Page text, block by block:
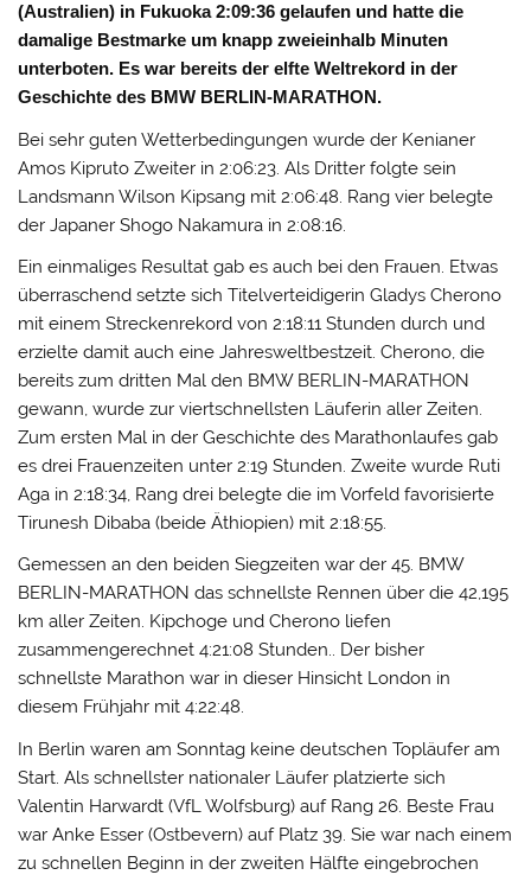
(Australien) in Fukuoka 2:09:36 gelaufen und hatte die
damalige Bestmarke um knapp zweieinhalb Minuten
unterboten. Es war bereits der elfte Weltrekord in der
Geschichte des BMW BERLIN-MARATHON.
Bei sehr guten Wetterbedingungen wurde der Kenianer
Amos Kipruto Zweiter in 2:06:23. Als Dritter folgte sein
Landsmann Wilson Kipsang mit 2:06:48. Rang vier belegte
der Japaner Shogo Nakamura in 2:08:16.
Ein einmaliges Resultat gab es auch bei den Frauen. Etwas
überraschend setzte sich Titelverteidigerin Gladys Cherono
mit einem Streckenrekord von 2:18:11 Stunden durch und
erzielte damit auch eine Jahresweltbestzeit. Cherono, die
bereits zum dritten Mal den BMW BERLIN-MARATHON
gewann, wurde zur viertschnellsten Läuferin aller Zeiten.
Zum ersten Mal in der Geschichte des Marathonlaufes gab
es drei Frauenzeiten unter 2:19 Stunden. Zweite wurde Ruti
Aga in 2:18:34, Rang drei belegte die im Vorfeld favorisierte
Tirunesh Dibaba (beide Äthiopien) mit 2:18:55.
Gemessen an den beiden Siegzeiten war der 45. BMW
BERLIN-MARATHON das schnellste Rennen über die 42,195
km aller Zeiten. Kipchoge und Cherono liefen
zusammengerechnet 4:21:08 Stunden.. Der bisher
schnellste Marathon war in dieser Hinsicht London in
diesem Frühjahr mit 4:22:48.
In Berlin waren am Sonntag keine deutschen Topläufer am
Start. Als schnellster nationaler Läufer platzierte sich
Valentin Harwardt (VfL Wolfsburg) auf Rang 26. Beste Frau
war Anke Esser (Ostbevern) auf Platz 39. Sie war nach einem
zu schnellen Beginn in der zweiten Hälfte eingebrochen